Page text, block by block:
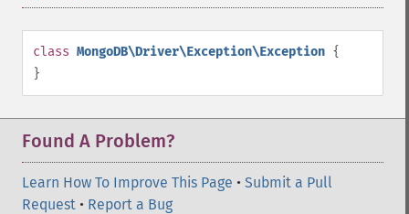
class MongoDB\Driver\Exception\Exception {
}
Found A Problem?
Learn How To Improve This Page • Submit a Pull
Request • Report a Bug